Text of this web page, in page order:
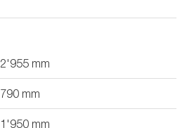
2'955 mm
790 mm
1'950 mm